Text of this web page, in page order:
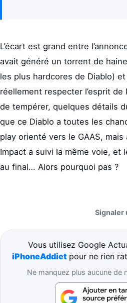
L’écart est grand entre
avait généré un torrent de
les plus hardcores de Diablo)
réellement respecter l’esprit
de tempérer, quelques détails
que ce Diablo a toutes les
play orienté vers le GAAS,
Impact a suivi la même voie, et
au final… Alors pourquoi pas ?
Signaler
Vous utilisez Google
iPhoneAddict pour ne rien
Ne manquez plus aucune de